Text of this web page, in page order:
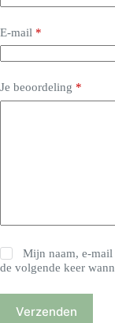
E-mail *
Je beoordeling *
Mijn naam, e-mail
de volgende keer
Verzenden